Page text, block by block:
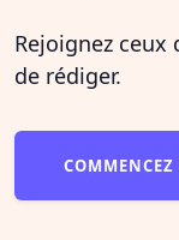
Rejoignez
de rédiger.